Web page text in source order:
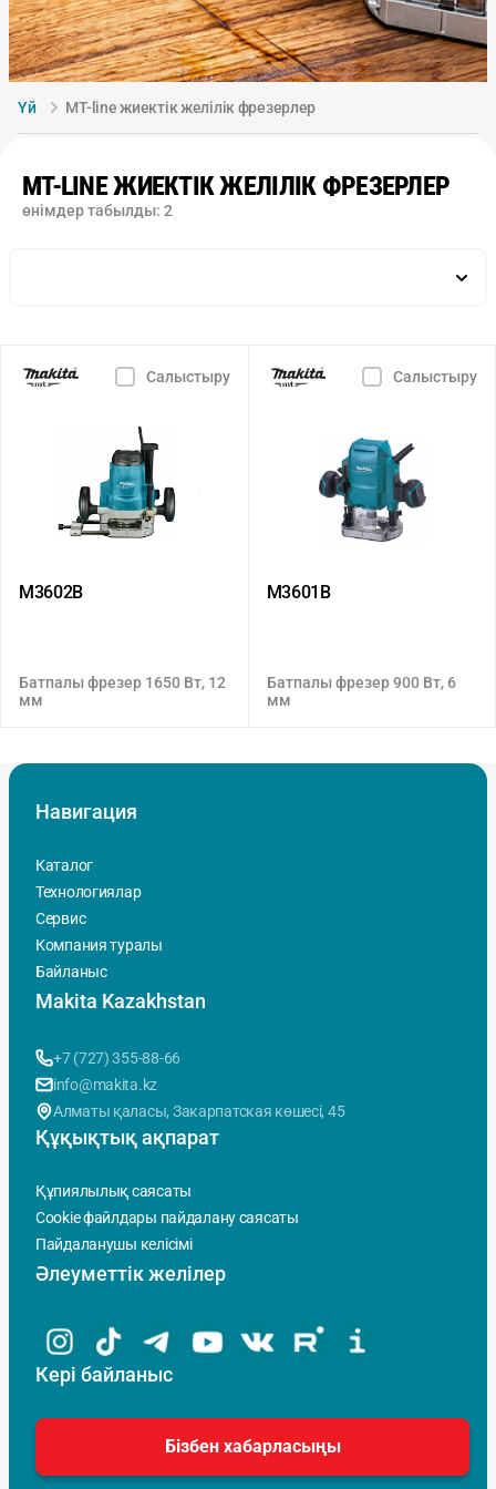
Үй MT-line жиектік желілік фрезерлер
MT-LINE ЖИЕКТІК ЖЕЛІЛІК ФРЕЗЕРЛЕР
өнімдер табылды: 2
Салыстыру
M3602B
Батпалы фрезер 1650 Вт, 12
мм
Салыстыру
M3601B
Батпалы фрезер 900 Вт, 6
мм
Навигация
Каталог
Технологиялар
Сервис
Компания туралы
Байланыс
Makita Kazakhstan
+7 (727) 355-88-66
info@makita.kz
Алматы қаласы, Закарпатская көшесi, 45
Құқықтық ақпарат
Құпиялылық саясаты
Cookie файлдары пайдалану саясаты
Пайдаланушы келісімі
Әлеуметтік желілер
Кері байланыс
Бізбен хабарласыңы